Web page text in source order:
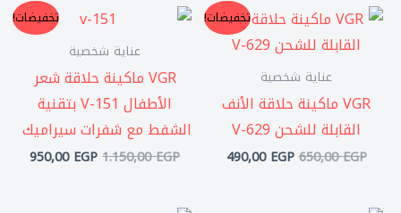
تخفيضات!
عناية شخصية
VGR ماكينة حلاقة الأنف
القابلة للشحن V-629
650,00EGP
السعر
الأصلي
هو:
650,00 EGP.
490,00EGP
السعر
الحالي تخفيضات!
عناية شخصية
VGR ماكينة حلاقة شعر
الأطفال V-151 بتقنية
الشفط مع شفرات سيراميك
1.150,00EGP
السعر
الأصلي
هو:
1.150,00 EGP.
950,00EGP
السعر